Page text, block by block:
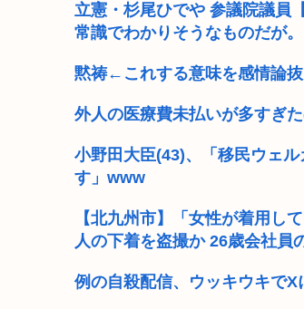
立憲・杉尾ひでや 参議院議員
常識でわかりそうなものだが。
黙祷←これする意味を感情論
外人の医療費未払いが多すぎ
小野田大臣(43)、「移民ウェ
す」www
【北九州市】「女性が着用し
人の下着を盗撮か 26歳会社員
例の自殺配信、ウッキウキで